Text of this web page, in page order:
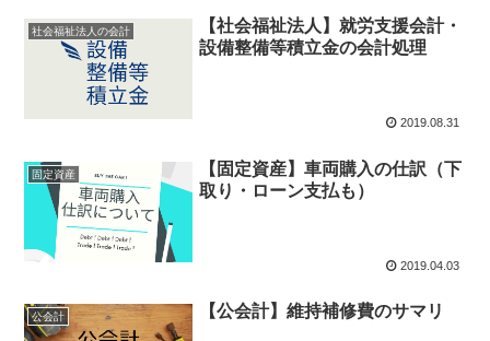
社会福祉法人の会計
【社会福祉法人】就労支援会計・
設備整備等積立金の会計処理
2019.08.31
固定資産
【固定資産】車両購入の仕訳（下
取り・ローン支払も）
2019.04.03
公会計 【公会計】維持補修費のサマリ